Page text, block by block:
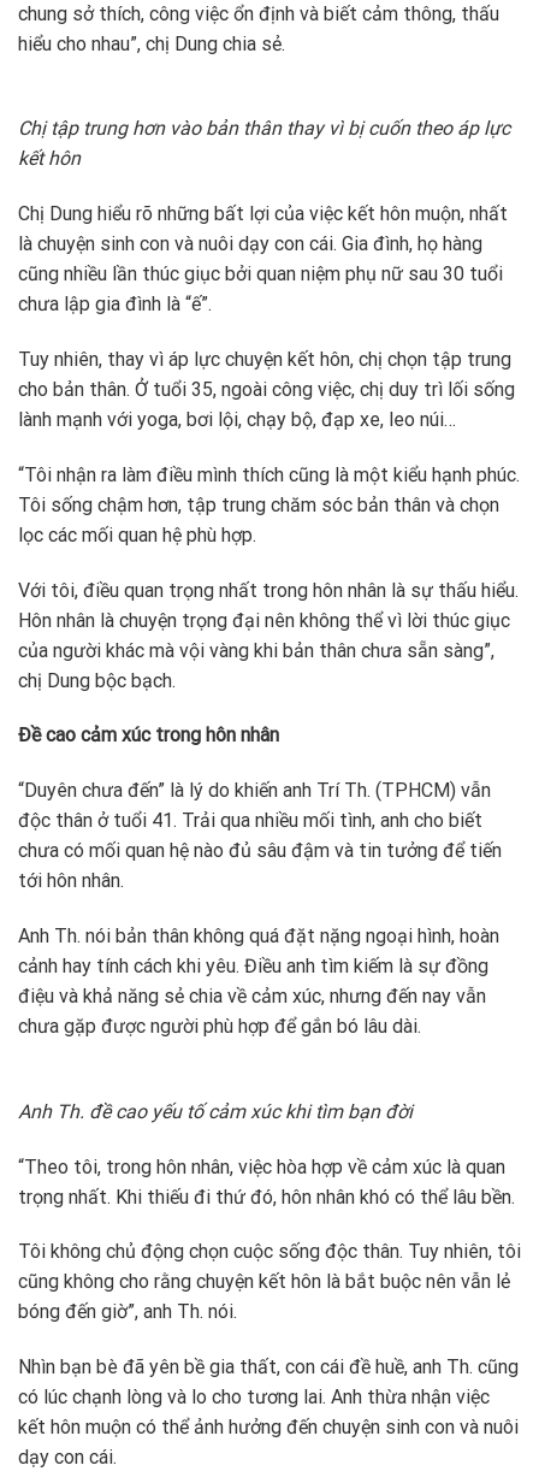
chung sở thích, công việc ổn định và biết cảm thông, thấu
hiểu cho nhau”, chị Dung chia sẻ.
Chị tập trung hơn vào bản thân thay vì bị cuốn theo áp lực
kết hôn
Chị Dung hiểu rõ những bất lợi của việc kết hôn muộn, nhất
là chuyện sinh con và nuôi dạy con cái. Gia đình, họ hàng
cũng nhiều lần thúc giục bởi quan niệm phụ nữ sau 30 tuổi
chưa lập gia đình là “ế”.
Tuy nhiên, thay vì áp lực chuyện kết hôn, chị chọn tập trung
cho bản thân. Ở tuổi 35, ngoài công việc, chị duy trì lối sống
lành mạnh với yoga, bơi lội, chạy bộ, đạp xe, leo núi…
“Tôi nhận ra làm điều mình thích cũng là một kiểu hạnh phúc.
Tôi sống chậm hơn, tập trung chăm sóc bản thân và chọn
lọc các mối quan hệ phù hợp.
Với tôi, điều quan trọng nhất trong hôn nhân là sự thấu hiểu.
Hôn nhân là chuyện trọng đại nên không thể vì lời thúc giục
của người khác mà vội vàng khi bản thân chưa sẵn sàng”,
chị Dung bộc bạch.
Đề cao cảm xúc trong hôn nhân
“Duyên chưa đến” là lý do khiến anh Trí Th. (TPHCM) vẫn
độc thân ở tuổi 41. Trải qua nhiều mối tình, anh cho biết
chưa có mối quan hệ nào đủ sâu đậm và tin tưởng để tiến
tới hôn nhân.
Anh Th. nói bản thân không quá đặt nặng ngoại hình, hoàn
cảnh hay tính cách khi yêu. Điều anh tìm kiếm là sự đồng
điệu và khả năng sẻ chia về cảm xúc, nhưng đến nay vẫn
chưa gặp được người phù hợp để gắn bó lâu dài.
Anh Th. đề cao yếu tố cảm xúc khi tìm bạn đời
“Theo tôi, trong hôn nhân, việc hòa hợp về cảm xúc là quan
trọng nhất. Khi thiếu đi thứ đó, hôn nhân khó có thể lâu bền.
Tôi không chủ động chọn cuộc sống độc thân. Tuy nhiên, tôi
cũng không cho rằng chuyện kết hôn là bắt buộc nên vẫn lẻ
bóng đến giờ”, anh Th. nói.
Nhìn bạn bè đã yên bề gia thất, con cái đề huề, anh Th. cũng
có lúc chạnh lòng và lo cho tương lai. Anh thừa nhận việc
kết hôn muộn có thể ảnh hưởng đến chuyện sinh con và nuôi
dạy con cái.